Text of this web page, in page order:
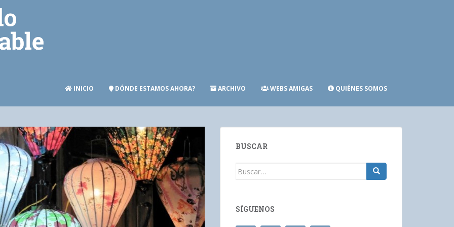
INICIO DÓNDE ESTAMOS AHORA? ARCHIVO WEBS AMIGAS QUIÉNES SOMOS
BUSCAR
Buscar:
SÍGUENOS